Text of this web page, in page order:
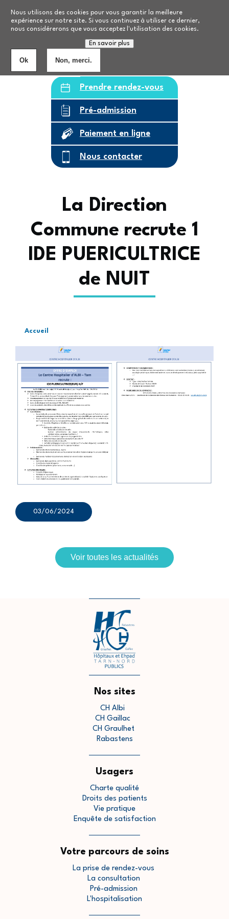
Nous utilisons des cookies pour vous garantir la meilleure
expérience sur notre site. Si vous continuez à utiliser ce dernier,
nous considérerons que vous acceptez l'utilisation des cookies.
En savoir plus
Ok Non, merci.
Nos formations
Personnes âgées8
Prendre rendez-vous
Pré-admission
Paiement en ligne
Nous contacter
La Direction
Commune recrute 1
IDE PUERICULTRICE
de NUIT
Fil
d'Ariane
Accueil
03/06/2024
Voir toutes les actualités
Nos sites
CH Albi
CH Gaillac
CH Graulhet
Rabastens
Usagers
Charte qualité
Droits des patients
Vie pratique
Enquête de satisfaction
Votre parcours de soins
La prise de rendez-vous
La consultation
Pré-admission
L'hospitalisation